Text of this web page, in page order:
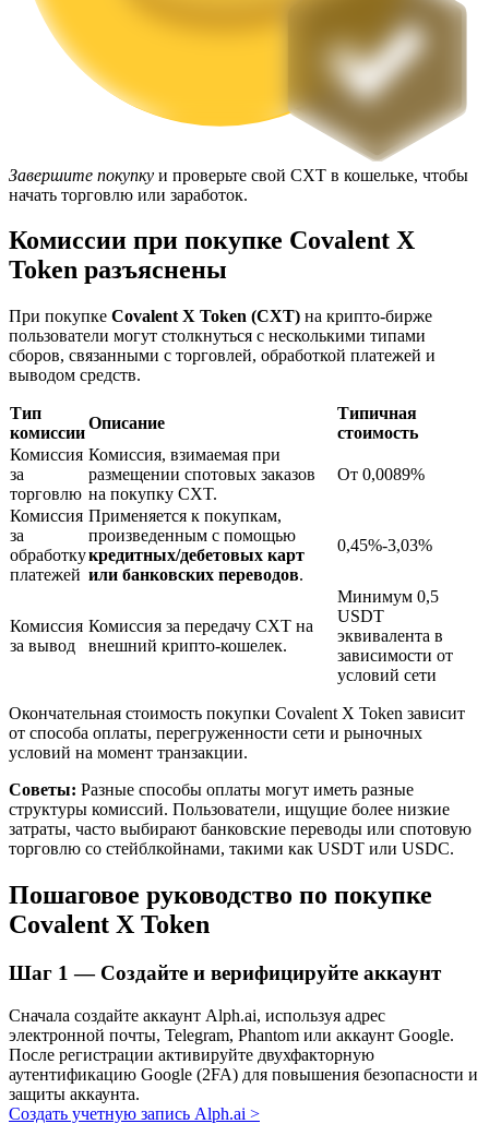
Блокировки BTR
Кредиты
Сервис заимствований, обеспеченных криптовалютой
Авто Инвест
Получите долгосрочную прибыль и гибкие проценты
Изучите стейкинг
Bitrue
AI
Завершите покупку и проверьте свой CXT в кошельке, чтобы
начать торговлю или заработок.
Комиссии при покупке Covalent X
Token разъяснены
При покупке Covalent X Token (CXT) на крипто-бирже
пользователи могут столкнуться с несколькими типами
сборов, связанными с торговлей, обработкой платежей и
выводом средств.
Тип
комиссии
Описание
Типичная
стоимость
Комиссия
за
торговлю
Комиссия, взимаемая при
размещении спотовых заказов
на покупку CXT.
От 0,0089%
Комиссия
за
обработку
платежей
Применяется к покупкам,
произведенным с помощью
кредитных/дебетовых карт
или банковских переводов.
0,45%-3,03%
Комиссия
за вывод
Комиссия за передачу CXT на
внешний крипто-кошелек.
Минимум 0,5
USDT
эквивалента в
зависимости от
условий сети
Окончательная стоимость покупки Covalent X Token зависит
от способа оплаты, перегруженности сети и рыночных
условий на момент транзакции.
Советы: Разные способы оплаты могут иметь разные
структуры комиссий. Пользователи, ищущие более низкие
затраты, часто выбирают банковские переводы или спотовую
торговлю со стейблкойнами, такими как USDT или USDC.
Пошаговое руководство по покупке
Covalent X Token
Шаг 1 — Создайте и верифицируйте аккаунт
Сначала создайте аккаунт Alph.ai, используя адрес
электронной почты, Telegram, Phantom или аккаунт Google.
После регистрации активируйте двухфакторную
аутентификацию Google (2FA) для повышения безопасности и
защиты аккаунта.
Создать учетную запись Alph.ai >